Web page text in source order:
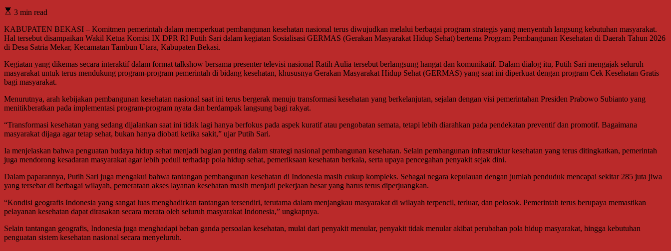
3 min read
KABUPATEN BEKASI – Komitmen pemerintah dalam memperkuat pembangunan kesehatan nasional terus diwujudkan melalui berbagai program strategis yang menyentuh langsung kebutuhan masyarakat.
Hal tersebut disampaikan Wakil Ketua Komisi IX DPR RI Putih Sari dalam kegiatan Sosialisasi GERMAS (Gerakan Masyarakat Hidup Sehat) bertema Program Pembangunan Kesehatan di Daerah Tahun 2026
di Desa Satria Mekar, Kecamatan Tambun Utara, Kabupaten Bekasi.
Kegiatan yang dikemas secara interaktif dalam format talkshow bersama presenter televisi nasional Ratih Aulia tersebut berlangsung hangat dan komunikatif. Dalam dialog itu, Putih Sari mengajak seluruh
masyarakat untuk terus mendukung program-program pemerintah di bidang kesehatan, khususnya Gerakan Masyarakat Hidup Sehat (GERMAS) yang saat ini diperkuat dengan program Cek Kesehatan Gratis
bagi masyarakat.
Menurutnya, arah kebijakan pembangunan kesehatan nasional saat ini terus bergerak menuju transformasi kesehatan yang berkelanjutan, sejalan dengan visi pemerintahan Presiden Prabowo Subianto yang
menitikberatkan pada implementasi program-program nyata dan berdampak langsung bagi rakyat.
“Transformasi kesehatan yang sedang dijalankan saat ini tidak lagi hanya berfokus pada aspek kuratif atau pengobatan semata, tetapi lebih diarahkan pada pendekatan preventif dan promotif. Bagaimana
masyarakat dijaga agar tetap sehat, bukan hanya diobati ketika sakit,” ujar Putih Sari.
Ia menjelaskan bahwa penguatan budaya hidup sehat menjadi bagian penting dalam strategi nasional pembangunan kesehatan. Selain pembangunan infrastruktur kesehatan yang terus ditingkatkan, pemerintah
juga mendorong kesadaran masyarakat agar lebih peduli terhadap pola hidup sehat, pemeriksaan kesehatan berkala, serta upaya pencegahan penyakit sejak dini.
Dalam paparannya, Putih Sari juga mengakui bahwa tantangan pembangunan kesehatan di Indonesia masih cukup kompleks. Sebagai negara kepulauan dengan jumlah penduduk mencapai sekitar 285 juta jiwa
yang tersebar di berbagai wilayah, pemerataan akses layanan kesehatan masih menjadi pekerjaan besar yang harus terus diperjuangkan.
“Kondisi geografis Indonesia yang sangat luas menghadirkan tantangan tersendiri, terutama dalam menjangkau masyarakat di wilayah terpencil, terluar, dan pelosok. Pemerintah terus berupaya memastikan
pelayanan kesehatan dapat dirasakan secara merata oleh seluruh masyarakat Indonesia,” ungkapnya.
Selain tantangan geografis, Indonesia juga menghadapi beban ganda persoalan kesehatan, mulai dari penyakit menular, penyakit tidak menular akibat perubahan pola hidup masyarakat, hingga kebutuhan
penguatan sistem kesehatan nasional secara menyeluruh.